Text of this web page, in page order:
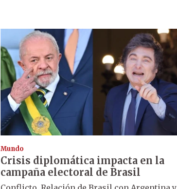
Mundo
Crisis diplomática impacta en la
campaña electoral de Brasil